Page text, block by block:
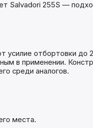
Salvadori 255S —
усилие отбортовки до
в применении.
среди аналогов.
места.